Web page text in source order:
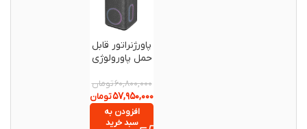
پاورژنراتور قابل
حمل پاورولوژی
PPBCHA37 با
اسپیکر Hi-Fi
یکپارچه
۶۰,۸۰۰,۰۰۰تومان
۵۷,۹۵۰,۰۰۰تومان
افزودن به
سبد خرید